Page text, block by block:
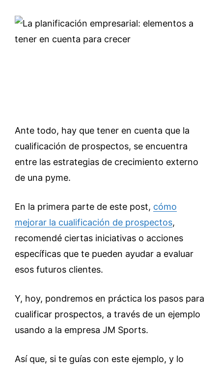
Ante todo, hay que tener en cuenta que la
cualificación de prospectos, se encuentra
entre las estrategias de crecimiento externo
de una pyme.
En la primera parte de este post, cómo
mejorar la cualificación de prospectos,
recomendé ciertas iniciativas o acciones
específicas que te pueden ayudar a evaluar
esos futuros clientes.
Y, hoy, pondremos en práctica los pasos para
cualificar prospectos, a través de un ejemplo
usando a la empresa JM Sports.
Así que, si te guías con este ejemplo, y lo